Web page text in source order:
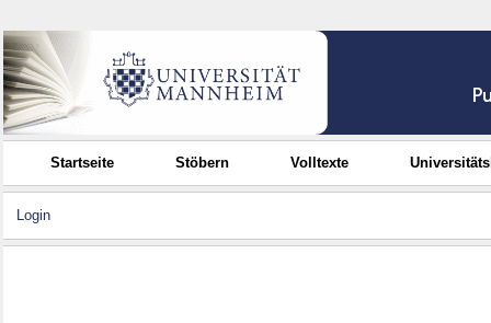
Startseite Stöbern Volltexte
Login